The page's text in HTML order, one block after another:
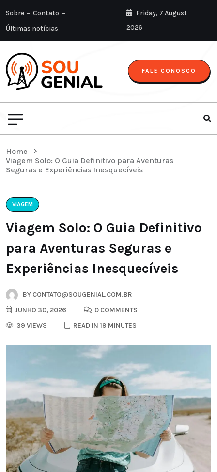
Sobre
Contato
Últimas notícias
Friday, 7 August
2026
FALE CONOSCO
Home
Viagem Solo: O Guia Definitivo para Aventuras
Seguras e Experiências Inesquecíveis
VIAGEM
Viagem Solo: O Guia Definitivo
para Aventuras Seguras e
Experiências Inesquecíveis
BY CONTATO@SOUGENIAL.COM.BR
JUNHO 30, 2026
0 COMMENTS
39 VIEWS
READ IN 19 MINUTES